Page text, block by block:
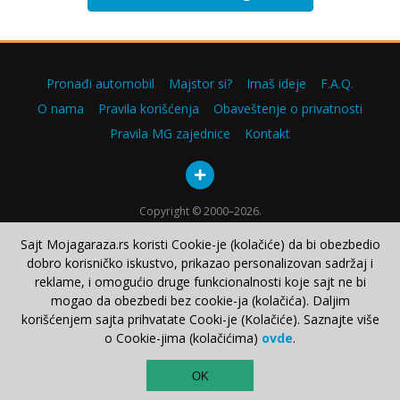
Pronađi automobil Majstor si? Imaš ideje
F.A.Q.
O nama
Pravila korišćenja
Obaveštenje o privatnosti
Pravila MG zajednice
Kontakt
Copyright © 2000–2026.
Sajt Mojagaraza.rs koristi Cookie-je (kolačiće) da bi obezbedio
dobro korisničko iskustvo, prikazao personalizovan sadržaj i
reklame, i omogućio druge funkcionalnosti koje sajt ne bi
mogao da obezbedi bez cookie-ja (kolačića). Daljim
korišćenjem sajta prihvatate Cooki-je (Kolačiće). Saznajte više
o Cookie-jima (kolačićima) ovde.
OK